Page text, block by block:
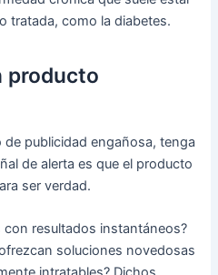
tratada, como la diabetes.
producto
de publicidad engañosa, tenga
de alerta es que el producto
ser verdad.
resultados instantáneos?
soluciones novedosas